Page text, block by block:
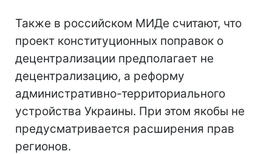
Также в российском МИДе считают, что
проект конституционных поправок о
децентрализации предполагает не
децентрализацию, а реформу
административно-территориального
устройства Украины. При этом якобы не
предусматривается расширения прав
регионов.